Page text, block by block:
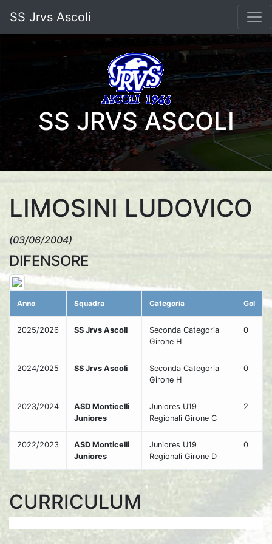
SS Jrvs Ascoli
SS JRVS ASCOLI
LIMOSINI LUDOVICO
(03/06/2004)
DIFENSORE
Anno Squadra Categoria Gol
2025/2026 SS Jrvs Ascoli
Seconda Categoria
Girone H
0
2024/2025 SS Jrvs Ascoli
Seconda Categoria
Girone H
0
2023/2024
ASD Monticelli
Juniores
Juniores U19
Regionali Girone C
2
2022/2023
ASD Monticelli
Juniores
Juniores U19
Regionali Girone D
0
CURRICULUM